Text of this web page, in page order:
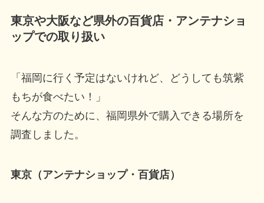
東京や大阪など県外の百貨店・アンテナショ
ップでの取り扱い
「福岡に行く予定はないけれど、どうしても筑紫
もちが食べたい！」
そんな方のために、福岡県外で購入できる場所を
調査しました。
東京（アンテナショップ・百貨店）